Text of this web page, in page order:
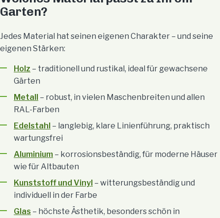
Garten?
Jedes Material hat seinen eigenen Charakter – und seine
eigenen Stärken:
Holz – traditionell und rustikal, ideal für gewachsene
Gärten
Metall
– robust, in vielen Maschenbreiten und allen
RAL-Farben
Edelstahl – langlebig, klare Linienführung, praktisch
wartungsfrei
Aluminium – korrosionsbeständig, für moderne Häuser
wie für Altbauten
Kunststoff und Vinyl – witterungsbeständig und
individuell in der Farbe
Glas – höchste Ästhetik, besonders schön in